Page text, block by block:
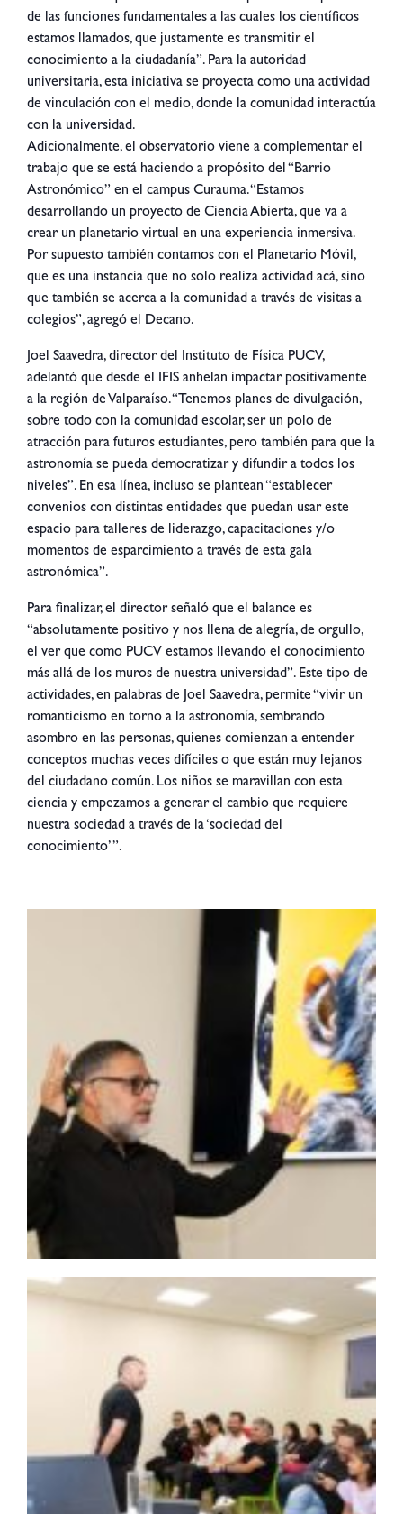
de las funciones fundamentales a las cuales los científicos
estamos llamados, que justamente es transmitir el
conocimiento a la ciudadanía”. Para la autoridad
universitaria, esta iniciativa se proyecta como una actividad
de vinculación con el medio, donde la comunidad interactúa
con la universidad.
Adicionalmente, el observatorio viene a complementar el
trabajo que se está haciendo a propósito del “Barrio
Astronómico” en el campus Curauma. “Estamos
desarrollando un proyecto de Ciencia Abierta, que va a
crear un planetario virtual en una experiencia inmersiva.
Por supuesto también contamos con el Planetario Móvil,
que es una instancia que no solo realiza actividad acá, sino
que también se acerca a la comunidad a través de visitas a
colegios”, agregó el Decano.
Joel Saavedra, director del Instituto de Física PUCV,
adelantó que desde el IFIS anhelan impactar positivamente
a la región de Valparaíso. “Tenemos planes de divulgación,
sobre todo con la comunidad escolar, ser un polo de
atracción para futuros estudiantes, pero también para que la
astronomía se pueda democratizar y difundir a todos los
niveles”. En esa línea, incluso se plantean “establecer
convenios con distintas entidades que puedan usar este
espacio para talleres de liderazgo, capacitaciones y/o
momentos de esparcimiento a través de esta gala
astronómica”.
Para finalizar, el director señaló que el balance es
“absolutamente positivo y nos llena de alegría, de orgullo,
el ver que como PUCV estamos llevando el conocimiento
más allá de los muros de nuestra universidad”. Este tipo de
actividades, en palabras de Joel Saavedra, permite “vivir un
romanticismo en torno a la astronomía, sembrando
asombro en las personas, quienes comienzan a entender
conceptos muchas veces difíciles o que están muy lejanos
del ciudadano común. Los niños se maravillan con esta
ciencia y empezamos a generar el cambio que requiere
nuestra sociedad a través de la ‘sociedad del
conocimiento’”.